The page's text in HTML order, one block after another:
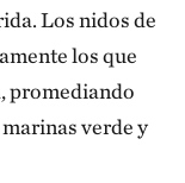
Los nidos de
los que
promediando
verde y